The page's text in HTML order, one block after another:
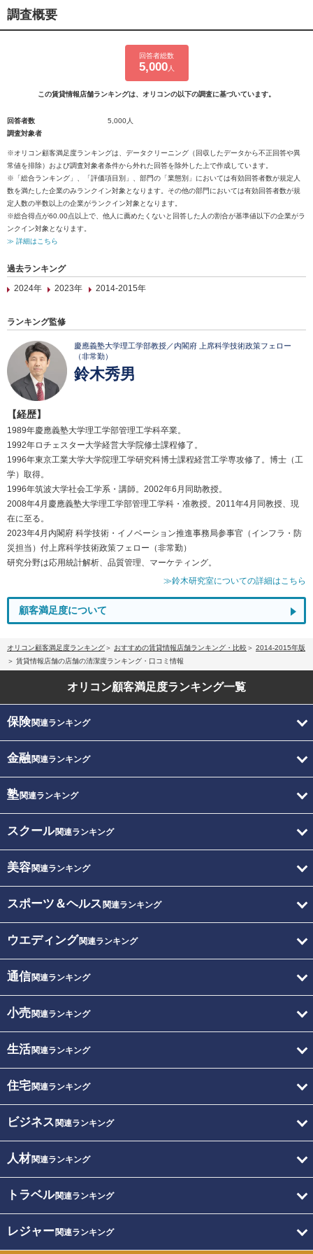
調査概要
回答者総数
5,000人
この賃貸情報店舗ランキングは、オリコンの以下の調査に基づいています。
回答者数
5,000人
調査対象者
※オリコン顧客満足度ランキングは、データクリーニング（回収したデータから不正回答や異
常値を排除）および調査対象者条件から外れた回答を除外した上で作成しています。
※「総合ランキング」、「評価項目別」、部門の「業態別」においては有効回答者数が規定人
数を満たした企業のみランクイン対象となります。その他の部門においては有効回答者数が規
定人数の半数以上の企業がランクイン対象となります。
※総合得点が60.00点以上で、他人に薦めたくないと回答した人の割合が基準値以下の企業がラ
ンクイン対象となります。
≫ 詳細はこちら
過去ランキング
2024年
2023年 2014-2015年
ランキング監修
慶應義塾大学理工学部教授／内閣府 上席科学技術政策フェロー
（非常勤）
鈴木秀男
【経歴】
1989年慶應義塾大学理工学部管理工学科卒業。
1992年ロチェスター大学経営大学院修士課程修了。
1996年東京工業大学大学院理工学研究科博士課程経営工学専攻修了。博士（工
学）取得。
1996年筑波大学社会工学系・講師。2002年6月同助教授。
2008年4月慶應義塾大学理工学部管理工学科・准教授。2011年4月同教授、現
在に至る。
2023年4月内閣府 科学技術・イノベーション推進事務局参事官（インフラ・防
災担当）付上席科学技術政策フェロー（非常勤）
研究分野は応用統計解析、品質管理、マーケティング。
≫鈴木研究室についての詳細はこちら
顧客満足度について
オリコン顧客満足度ランキング おすすめの賃貸情報店舗ランキング・比較
2014-2015年版
賃貸情報店舗の店舗の清潔度ランキング・口コミ情報
オリコン顧客満足度ランキング一覧
保険関連ランキング
金融関連ランキング
塾関連ランキング
スクール関連ランキング
美容関連ランキング
スポーツ＆ヘルス 関連ランキング
ウエディング関連ランキング
通信関連ランキング
小売関連ランキング
生活関連ランキング
住宅関連ランキング
ビジネス 関連ランキング
人材関連ランキング
トラベル関連ランキング
レジャー関連ランキング